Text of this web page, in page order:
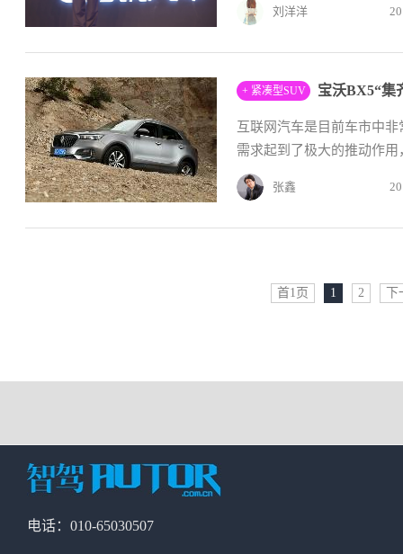
刘洋洋
+ 紧凑型SUV 宝沃BX5“集
互联网汽车是目前车市中
需求起到了极大的推动作
张鑫
首1页 1 2
电话：010-65030507